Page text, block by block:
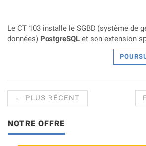
Le CT 103 installe le SGBD (système de
données) PostgreSQL et son extension
← PLUS RÉCENT
NOTRE OFFRE